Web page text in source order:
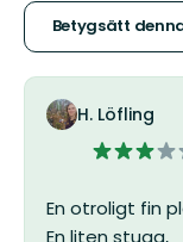
5
Betygsätt
H. Löfling
3
5
stjärnor
En otroligt fin